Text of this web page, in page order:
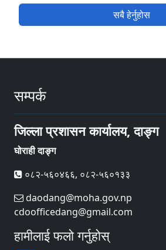
सबै हेर्नुहोस
सम्पर्क
जिल्ला प्रशासन कार्यालय, दाङ्ग
घोराही दाङ्ग
०८२-५६०४६६, ०८२-५६०१३३
daodang@moha.gov.np
cdoofficedang@gmail.com
हामीलाई फलो गर्नुहोस्